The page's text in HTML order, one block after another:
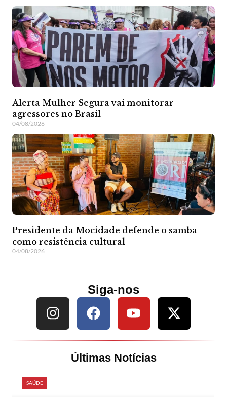
Alerta Mulher Segura vai monitorar
agressores no Brasil
04/08/2026
Presidente da Mocidade defende o samba
como resistência cultural
04/08/2026
Siga-nos
Últimas Notícias
SAÚDE